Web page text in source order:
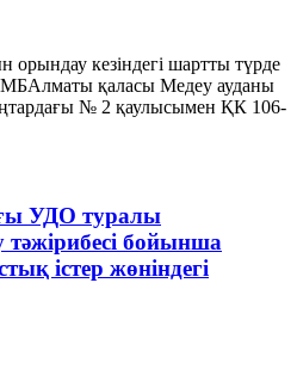
орындау кезіндегі шартты түрде
қаласы Медеу ауданы
№ 2 қаулысымен ҚК 106-
УДО туралы
бойынша
істер жөніндегі